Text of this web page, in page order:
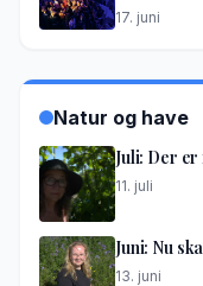
17. juni
Natur og have
Juli: Der
11. juli
Juni: Nu
13. juni